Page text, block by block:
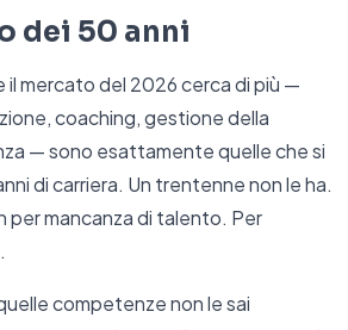
dei 50 anni
mercato del 2026 cerca di più —
coaching, gestione della
— sono esattamente quelle che si
di carriera. Un trentenne non le ha.
per mancanza di talento. Per
competenze non le sai